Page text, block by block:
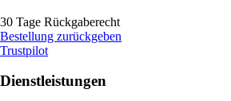
30 Tage Rückgaberecht
Bestellung zurückgeben
Trustpilot
Dienstleistungen